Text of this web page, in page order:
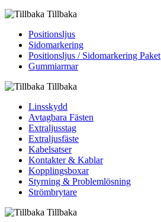
Tillbaka
Positionsljus
Sidomarkering
Positionsljus / Sidomarkering Paket
Gummiarmar
Tillbaka
Linsskydd
Avtagbara Fästen
Extraljusstag
Extraljusfäste
Kabelsatser
Kontakter & Kablar
Kopplingsboxar
Styrning & Problemlösning
Strömbrytare
Tillbaka